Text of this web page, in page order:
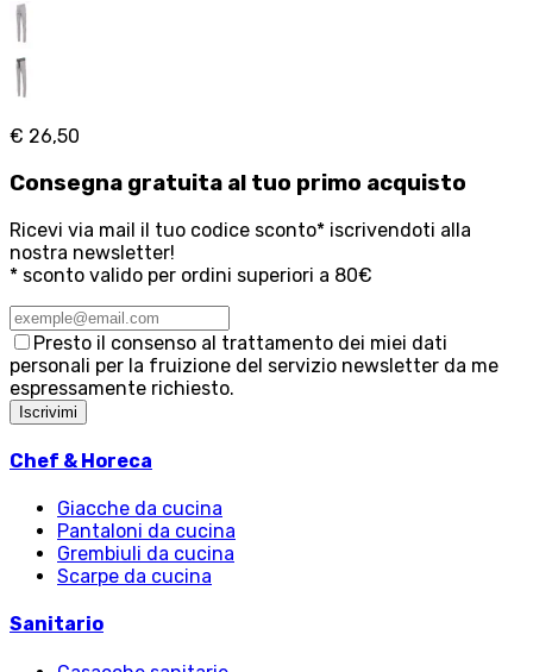
€ 26,50
Consegna gratuita al tuo primo acquisto
Ricevi via mail il tuo codice sconto* iscrivendoti alla
nostra newsletter!
* sconto valido per ordini superiori a 80€
Presto il consenso al trattamento dei miei dati
personali per la fruizione del servizio newsletter da me
espressamente richiesto.
Iscrivimi
Chef & Horeca
Giacche da cucina
Pantaloni da cucina
Grembiuli da cucina
Scarpe da cucina
Sanitario